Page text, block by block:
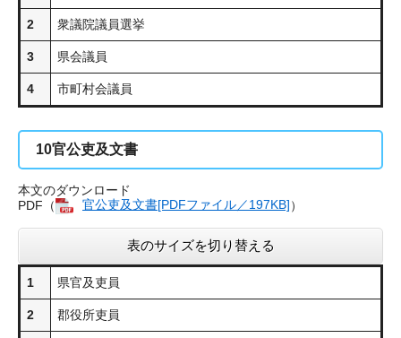
2 衆議院議員選挙
3 県会議員
4 市町村会議員
10官公吏及文書
本文のダウンロード
PDF（
官公吏及文書[PDFファイル／197KB]）
表のサイズを切り替える
1 県官及吏員
2 郡役所吏員